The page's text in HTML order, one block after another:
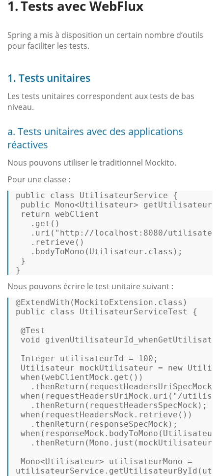
Tests avec WebFlux
Spring a mis à disposition un certain nombre d’outils
pour faciliter les tests.
1. Tests unitaires
Les tests unitaires correspondent aux tests de bas
niveau.
a. Tests unitaires avec des applications
réactives
Nous pouvons utiliser le traditionnel Mockito.
Pour une classe :
public class UtilisateurService {
public Mono<Utilisateur>
return webClient
. get ()
.uri( "http://localhost:8080/
.retrieve()
.bodyToMono(Utilisateur. class );
}
}
Nous pouvons écrire le test unitaire suivant :
@ExtendWith(MockitoExtension. class
public
class UtilisateurServiceTest
{
@Test
void
Integer utilisateurId =
100 ;
Utilisateur mockUtilisateur = new
when (webClientMock. get ())
when (requestHeadersUriMock.uri( "/
.thenReturn(requestHeadersSpecMock);
when (requestHeadersMock.retrieve())
.thenReturn(responseSpecMock);
when
Mono<Utilisateur> utilisateurMono =